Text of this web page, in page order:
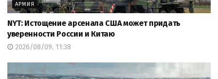
АРМИЯ
NYT: Истощение арсенала США может придать
уверенности России и Китаю
2026/08/09, 11:38